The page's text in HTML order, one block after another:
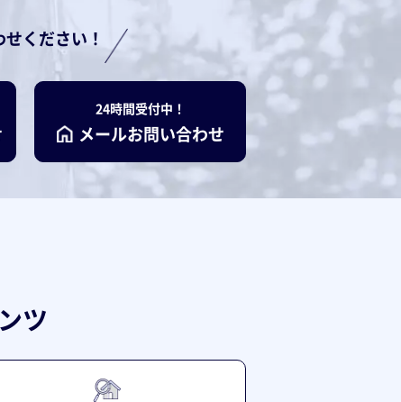
ください！
24時間受付中！
メールお問い合わせ
ツ